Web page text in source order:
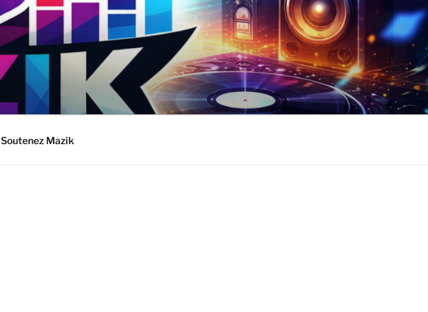
Soutenez Mazik